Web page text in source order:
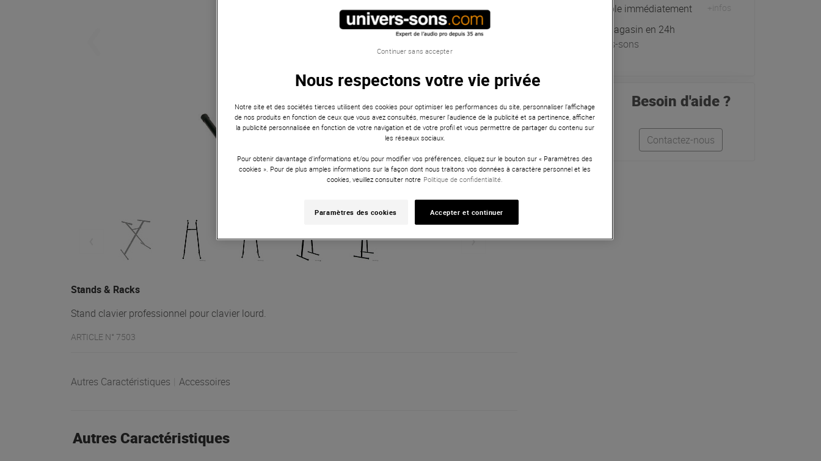
Stands & Racks
Stand clavier professionnel pour clavier lourd.
ARTICLE N° 7503
Autres Caractéristiques Accessoires
Autres Caractéristiques
Expédiable immédiatement +infos
Retrait magasin en 24h
à Univers-sons
Besoin d'aide ?
Contactez-nous
Nous respectons votre vie privée
Notre site et des sociétés tierces utilisent des cookies pour optimiser les performances du site, personnaliser l’affichage
de nos produits en fonction de ceux que vous avez consultés, mesurer l'audience de la publicité et sa pertinence, afficher
la publicité personnalisée en fonction de votre navigation et de votre profil et vous permettre de partager du contenu sur
les réseaux sociaux.
Pour obtenir davantage d'informations et/ou pour modifier vos préférences, cliquez sur le bouton sur « Paramètres des
cookies ». Pour de plus amples informations sur la façon dont nous traitons vos données à caractère personnel et les
cookies, veuillez consulter notre Politique de confidentialité.
Paramètres des cookies Accepter et continuer
Continuer sans accepter